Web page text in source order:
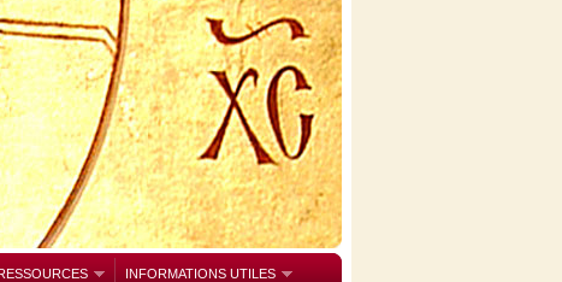
INFORMATIONS UTILES